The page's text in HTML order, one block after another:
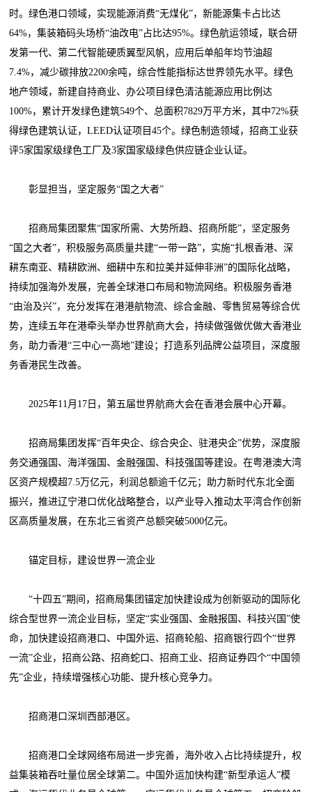
时。绿色港口领域，实现能源消费“无煤化”，新能源集卡占比达
64%，集装箱码头场桥“油改电”占比达95%。绿色航运领域，联合研
发第一代、第二代智能硬质翼型风帆，应用后单船年均节油超
7.4%，减少碳排放2200余吨，综合性能指标达世界领先水平。绿色
地产领域，新建自持商业、办公项目绿色清洁能源应用比例达
100%，累计开发绿色建筑549个、总面积7829万平方米，其中72%获
得绿色建筑认证，LEED认证项目45个。绿色制造领域，招商工业获
评5家国家级绿色工厂及3家国家级绿色供应链企业认证。
彰显担当，坚定服务“国之大者”
招商局集团聚焦“国家所需、大势所趋、招商所能”，坚定服务
“国之大者”，积极服务高质量共建“一带一路”，实施“扎根香港、深
耕东南亚、精耕欧洲、细耕中东和拉美并延伸非洲”的国际化战略，
持续加强海外发展，完善全球港口布局和物流网络。积极服务香港
“由治及兴”，充分发挥在港港航物流、综合金融、零售贸易等综合优
势，连续五年在港牵头举办世界航商大会，持续做强做优做大香港业
务，助力香港“三中心一高地”建设；打造系列品牌公益项目，深度服
务香港民生改善。
2025年11月17日，第五届世界航商大会在香港会展中心开幕。
招商局集团发挥“百年央企、综合央企、驻港央企”优势，深度服
务交通强国、海洋强国、金融强国、科技强国等建设。在粤港澳大湾
区资产规模超7.5万亿元，利润总额逾千亿元；助力新时代东北全面
振兴，推进辽宁港口优化战略整合，以产业导入推动太平湾合作创新
区高质量发展，在东北三省资产总额突破5000亿元。
锚定目标，建设世界一流企业
“十四五”期间，招商局集团锚定加快建设成为创新驱动的国际化
综合型世界一流企业目标，坚定“实业强国、金融报国、科技兴国”使
命，加快建设招商港口、中国外运、招商轮船、招商银行四个“世界
一流”企业，招商公路、招商蛇口、招商工业、招商证券四个“中国领
先”企业，持续增强核心功能、提升核心竞争力。
招商港口深圳西部港区。
招商港口全球网络布局进一步完善，海外收入占比持续提升，权
益集装箱吞吐量位居全球第二。中国外运加快构建“新型承运人”模